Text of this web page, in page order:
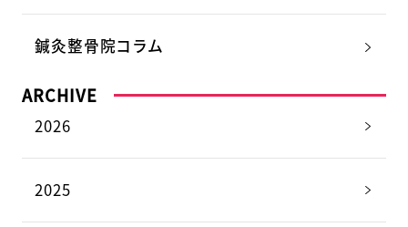
鍼灸整骨院コラム
ARCHIVE
2026
2025